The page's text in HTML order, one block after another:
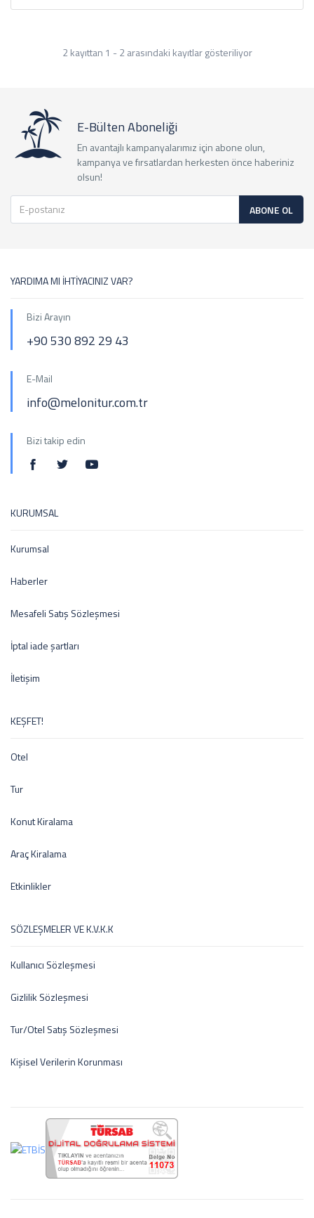
2 kayıttan 1 - 2 arasındaki kayıtlar gösteriliyor
E-Bülten Aboneliği
En avantajlı kampanyalarımız için abone olun,
kampanya ve fırsatlardan herkesten önce haberiniz
olsun!
ABONE OL
YARDIMA MI İHTİYACINIZ VAR?
Bizi Arayın
+90 530 892 29 43
E-Mail
info@melonitur.com.tr
Bizi takip edin
KURUMSAL
Kurumsal
Haberler
Mesafeli Satış Sözleşmesi
İptal iade şartları
İletişim
KEŞFET!
Otel
Tur
Konut Kiralama
Araç Kiralama
Etkinlikler
SÖZLEŞMELER VE K.V.K.K
Kullanıcı Sözleşmesi
Gizlilik Sözleşmesi
Tur/Otel Satış Sözleşmesi
Kişisel Verilerin Korunması